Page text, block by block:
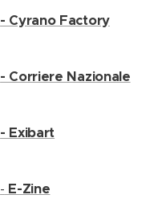
- Cyrano Factory
- Corriere Nazionale
- Exibart
- E-Zine